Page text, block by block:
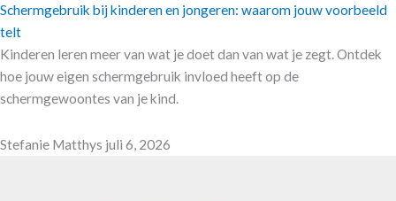
Schermgebruik bij kinderen en jongeren: waarom jouw voorbeeld
telt
Kinderen leren meer van wat je doet dan van wat je zegt. Ontdek
hoe jouw eigen schermgebruik invloed heeft op de
schermgewoontes van je kind.
Stefanie Matthys juli 6, 2026